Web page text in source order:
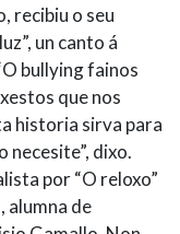
recibiu o seu
un canto á
bullying fainos
que nos
historia sirva para
necesite”, dixo.
por “O reloxo”
alumna de